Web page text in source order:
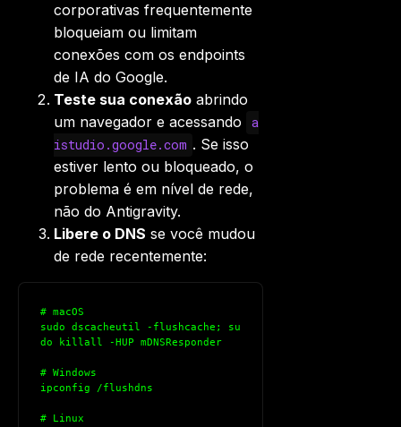
corporativas frequentemente
bloqueiam ou limitam
conexões com os endpoints
de IA do Google.
Teste sua conexão abrindo
um navegador e acessando
a
istudio.google.com . Se isso
estiver lento ou bloqueado, o
problema é em nível de rede,
não do Antigravity.
Libere o DNS se você mudou
de rede recentemente:
# macOS
sudo dscacheutil -flushcache; su
do killall -HUP mDNSResponder
# Windows
ipconfig /flushdns
# Linux